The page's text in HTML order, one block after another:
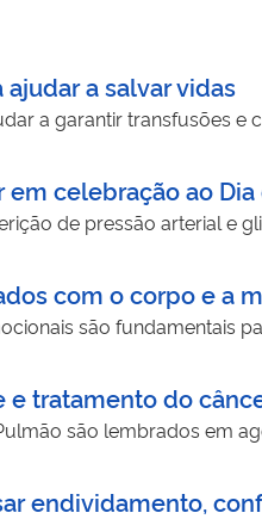
a salvar vidas
a garantir transfusões e
celebração ao Dia
de pressão arterial e
com o corpo e a
são fundamentais
e tratamento do
são lembrados em
endividamento,